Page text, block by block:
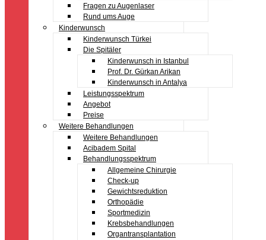
Fragen zu Augenlaser
Rund ums Auge
Kinderwunsch
Kinderwunsch Türkei
Die Spitäler
Kinderwunsch in Istanbul
Prof. Dr. Gürkan Arikan
Kinderwunsch in Antalya
Leistungsspektrum
Angebot
Preise
Weitere Behandlungen
Weitere Behandlungen
Acibadem Spital
Behandlungsspektrum
Allgemeine Chirurgie
Check-up
Gewichtsreduktion
Orthopädie
Sportmedizin
Krebsbehandlungen
Organtransplantation